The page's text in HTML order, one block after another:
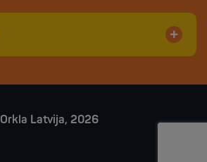
Orkla Latvija, 2026